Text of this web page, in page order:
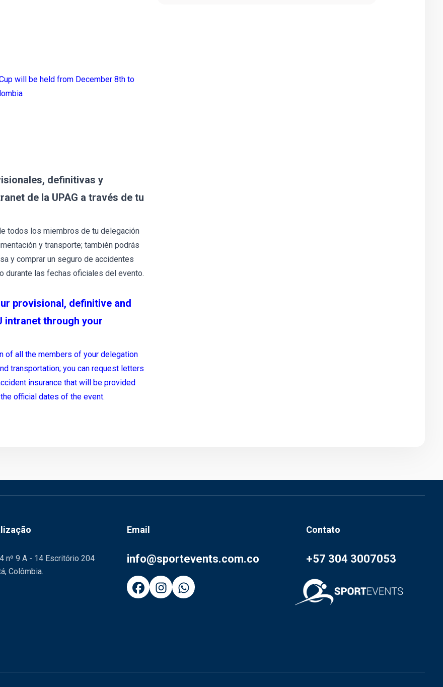
will be held from December 8th to
definitivas y
de la UPAG a través de tu
todos los miembros de tu delegación
y transporte; también podrás
y comprar un seguro de accidentes
durante las fechas oficiales del evento.
provisional, definitive and
intranet through your
of all the members of your delegation
transportation; you can request letters
insurance that will be provided
official dates of the event.
nº 9 A - 14 Escritório 204
Colômbia.
Email
info@sportevents.com.co
Contato
+57 304 3007053